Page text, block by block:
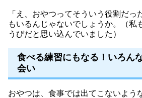
「え、おやつってそういう役割だっ
もいるんじゃないでしょうか。（私
うびだと思い込んでいました）
食べる練習にもなる！いろん
会い
おやつは、食事では出てこないよう